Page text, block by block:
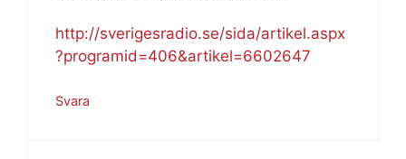
http://sverigesradio.se/sida/artikel.aspx
?programid=406&artikel=6602647
Svara